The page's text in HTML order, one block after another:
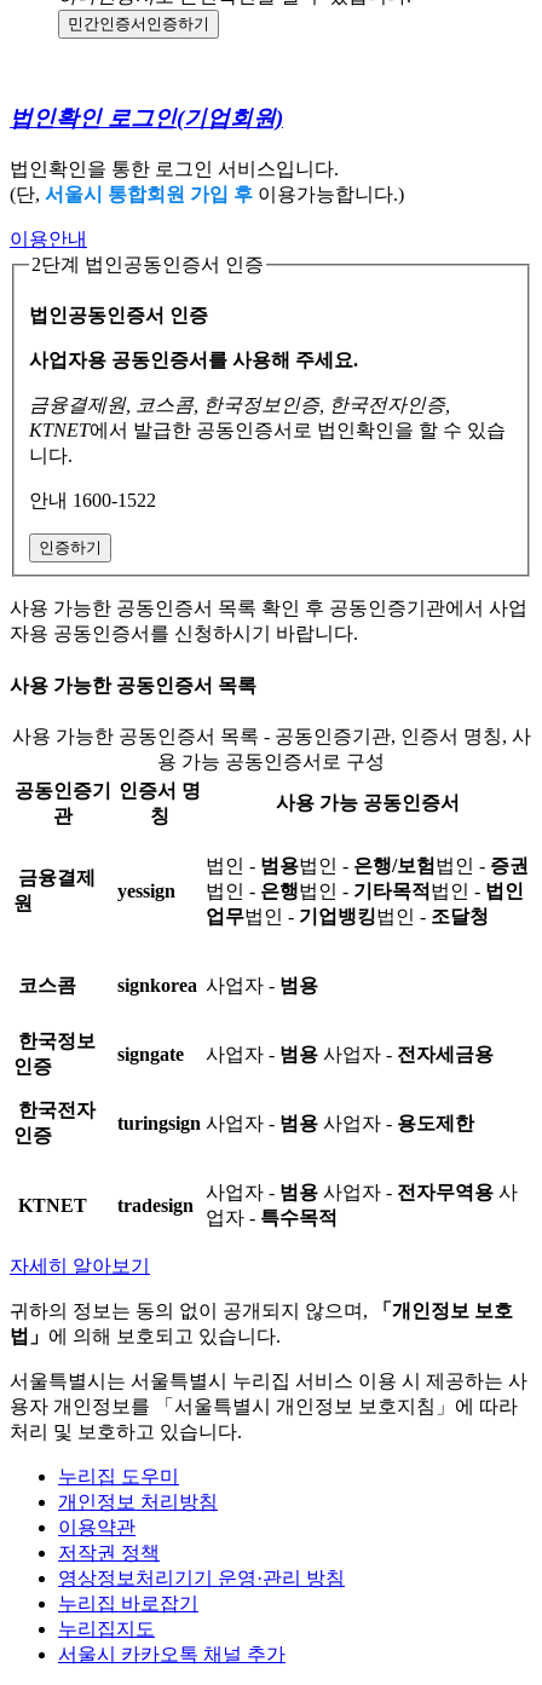
민간인증서 인증하기
법인확인 로그인(기업회원)
법인확인을 통한 로그인 서비스입니다.
(단, 서울시 통합회원 가입 후 이용가능합니다.)
이용안내
2단계 법인공동인증서 인증
법인공동인증서 인증
사업자용 공동인증서를 사용해 주세요.
금융결제원, 코스콤, 한국정보인증, 한국전자인증,
KTNET에서 발급한 공동인증서로 법인확인을 할 수 있습
니다.
안내 1600-1522
인증하기
사용 가능한 공동인증서 목록 확인 후 공동인증기관에서 사업
자용 공동인증서를 신청하시기 바랍니다.
사용 가능한 공동인증서 목록
사용 가능한 공동인증서 목록 - 공동인증기관, 인증서 명칭, 사
용 가능 공동인증서로 구성
공동인증기
관
인증서 명
칭
사용 가능 공동인증서
금융결제
원
yessign
법인 - 범용법인 - 은행/보험 법인 - 증권
법인 - 은행법인 - 기타목적 법인 - 법인
업무법인 - 기업뱅킹법인 - 조달청
코스콤 signkorea 사업자 - 범용
한국정보
인증
signgate 사업자 - 범용 사업자 - 전자세금용
한국전자
인증
turingsign 사업자 - 범용 사업자 - 용도제한
KTNET tradesign
사업자 - 범용 사업자 - 전자무역용 사
업자 - 특수목적
자세히 알아보기
귀하의 정보는 동의 없이 공개되지 않으며,
「개인정보 보호
법」 에 의해 보호되고 있습니다.
서울특별시는 서울특별시 누리집 서비스 이용 시 제공하는 사
용자 개인정보를 「서울특별시 개인정보 보호지침」에 따라
처리 및 보호하고 있습니다.
누리집 도우미
개인정보 처리방침
이용약관
저작권 정책
영상정보처리기기 운영·관리 방침
누리집 바로잡기
누리집지도
서울시 카카오톡 채널 추가